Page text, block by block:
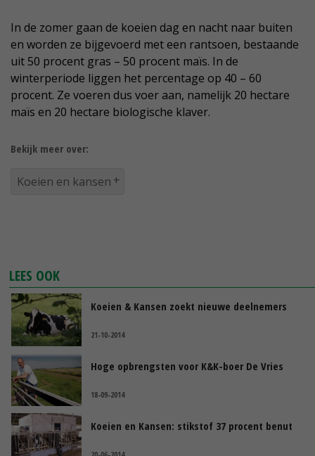
In de zomer gaan de koeien dag en nacht naar buiten
en worden ze bijgevoerd met een rantsoen, bestaande
uit 50 procent gras – 50 procent maïs. In de
winterperiode liggen het percentage op 40 – 60
procent. Ze voeren dus voer aan, namelijk 20 hectare
maïs en 20 hectare biologische klaver.
Bekijk meer over:
Koeien en kansen
LEES OOK
Koeien & Kansen zoekt nieuwe deelnemers
21-10-2014
Hoge opbrengsten voor K&K-boer De Vries
18-09-2014
Koeien en Kansen: stikstof 37 procent benut